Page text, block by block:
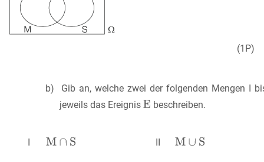
(1P)
b) Gib an, welche zwei der folgenden Mengen I
jeweils das Ereignis
beschreiben.
I II